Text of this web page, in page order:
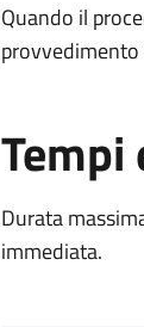
Quando il
provvedimento
Tempi
Durata
immediata.